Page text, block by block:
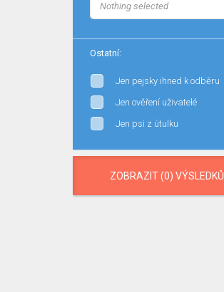
Nothing selected
Ostatní:
Jen pejsky ihned k odběru
Jen ověření uživatelé
Jen psi z útulku
ZOBRAZIT (0) VÝSLEDKŮ